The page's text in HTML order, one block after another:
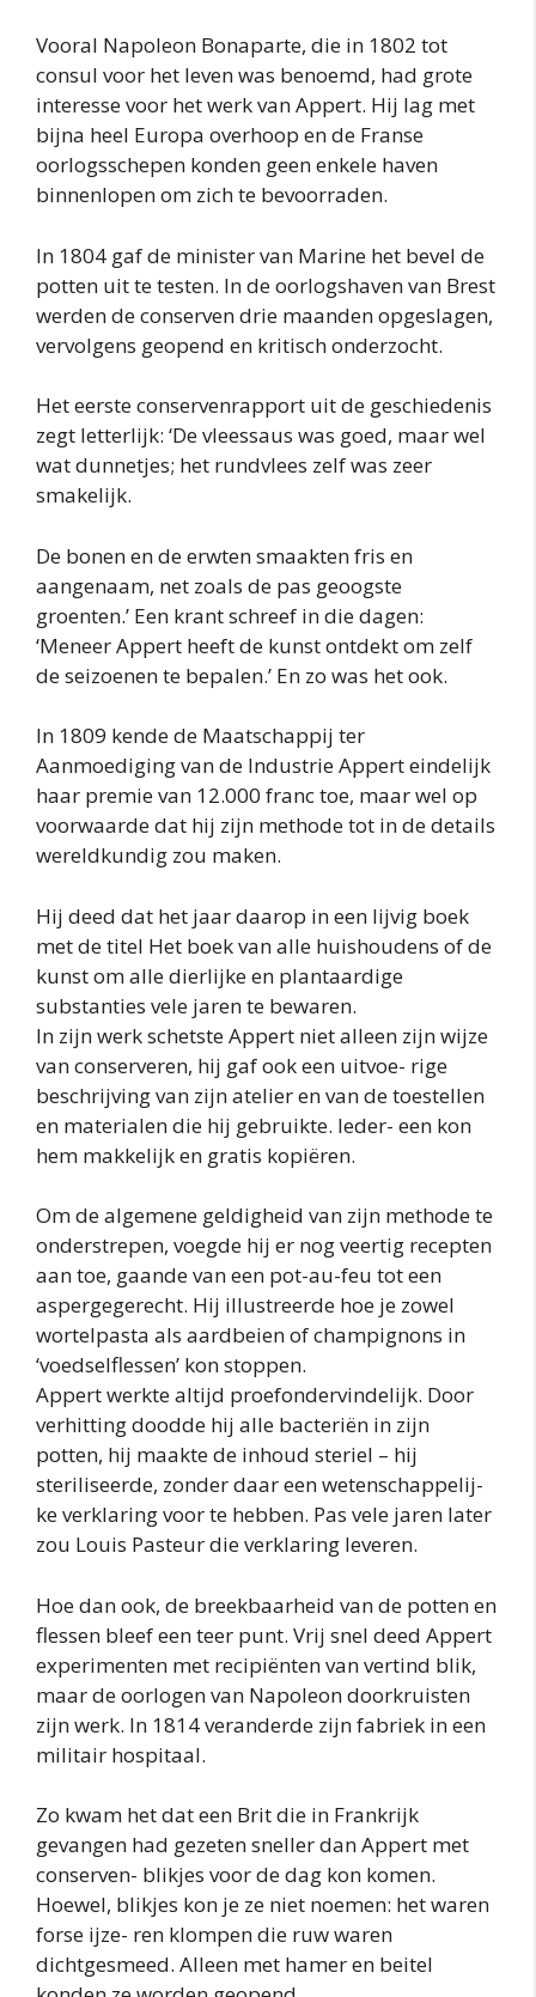
Vooral Napoleon Bonaparte, die in 1802 tot
consul voor het leven was benoemd, had grote
interesse voor het werk van Appert. Hij lag met
bijna heel Europa overhoop en de Franse
oorlogsschepen konden geen enkele haven
binnenlopen om zich te bevoorraden.
In 1804 gaf de minister van Marine het bevel de
potten uit te testen. In de oorlogshaven van Brest
werden de conserven drie maanden opgeslagen,
vervolgens geopend en kritisch onderzocht.
Het eerste conservenrapport uit de geschiedenis
zegt letterlijk: ‘De vleessaus was goed, maar wel
wat dunnetjes; het rundvlees zelf was zeer
smakelijk.
De bonen en de erwten smaakten fris en
aangenaam, net zoals de pas geoogste
groenten.’ Een krant schreef in die dagen:
‘Meneer Appert heeft de kunst ontdekt om zelf
de seizoenen te bepalen.’ En zo was het ook.
In 1809 kende de Maatschappij ter
Aanmoediging van de Industrie Appert eindelijk
haar premie van 12.000 franc toe, maar wel op
voorwaarde dat hij zijn methode tot in de details
wereldkundig zou maken.
Hij deed dat het jaar daarop in een lijvig boek
met de titel Het boek van alle huishoudens of de
kunst om alle dierlijke en plantaardige
substanties vele jaren te bewaren.
In zijn werk schetste Appert niet alleen zijn wijze
van conserveren, hij gaf ook een uitvoe- rige
beschrijving van zijn atelier en van de toestellen
en materialen die hij gebruikte. Ieder- een kon
hem makkelijk en gratis kopiëren.
Om de algemene geldigheid van zijn methode te
onderstrepen, voegde hij er nog veertig recepten
aan toe, gaande van een pot-au-feu tot een
aspergegerecht. Hij illustreerde hoe je zowel
wortelpasta als aardbeien of champignons in
‘voedselflessen’ kon stoppen.
Appert werkte altijd proefondervindelijk. Door
verhitting doodde hij alle bacteriën in zijn
potten, hij maakte de inhoud steriel – hij
steriliseerde, zonder daar een wetenschappelij-
ke verklaring voor te hebben. Pas vele jaren later
zou Louis Pasteur die verklaring leveren.
Hoe dan ook, de breekbaarheid van de potten en
flessen bleef een teer punt. Vrij snel deed Appert
experimenten met recipiënten van vertind blik,
maar de oorlogen van Napoleon doorkruisten
zijn werk. In 1814 veranderde zijn fabriek in een
militair hospitaal.
Zo kwam het dat een Brit die in Frankrijk
gevangen had gezeten sneller dan Appert met
conserven- blikjes voor de dag kon komen.
Hoewel, blikjes kon je ze niet noemen: het waren
forse ijze- ren klompen die ruw waren
dichtgesmeed. Alleen met hamer en beitel